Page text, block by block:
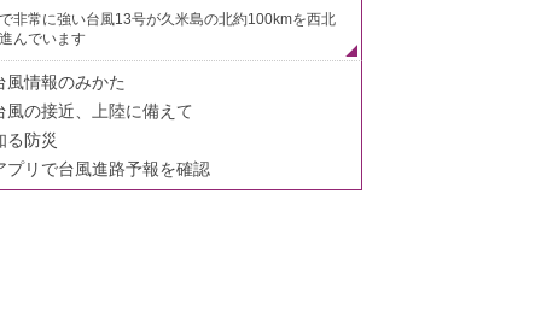
非常に強い台風13号が久米島の北約100kmを西北
んでいます
風情報のみかた
風の接近、上陸に備えて
る防災
プリで台風進路予報を確認